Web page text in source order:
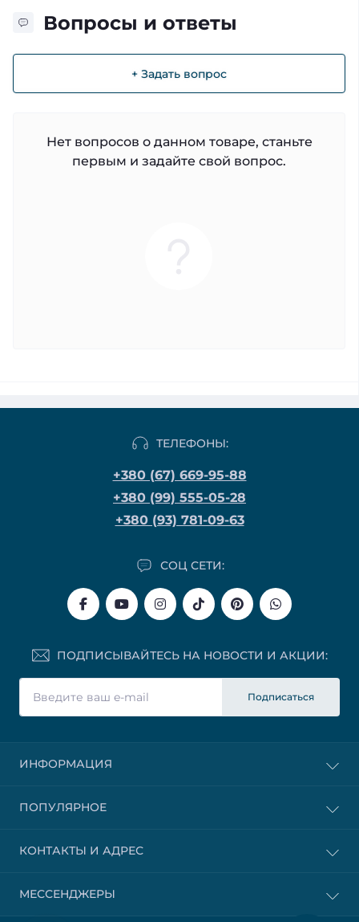
Вопросы и ответы
+ Задать вопрос
Нет вопросов о данном товаре, станьте
первым и задайте свой вопрос.
ТЕЛЕФОНЫ:
+380 (67) 669-95-88
+380 (99) 555-05-28
+380 (93) 781-09-63
СОЦ СЕТИ:
ПОДПИСЫВАЙТЕСЬ НА НОВОСТИ И АКЦИИ:
Подписаться
ИНФОРМАЦИЯ
ПОПУЛЯРНОЕ
КОНТАКТЫ И АДРЕС
МЕССЕНДЖЕРЫ